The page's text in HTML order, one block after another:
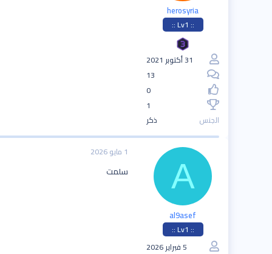
herosyria
:: Lv1 ::
31 أكتوبر 2021
13
0
1
الجنس
ذكر
A
al9asef
:: Lv1 ::
5 فبراير 2026
1 مايو 2026
سلمت